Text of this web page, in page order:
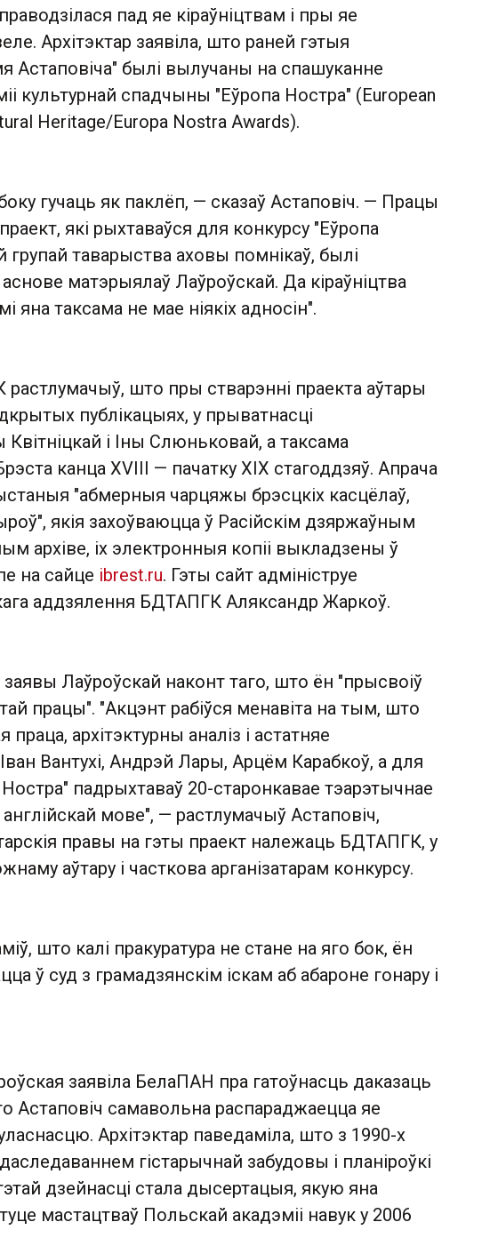
пад яе кіраўніцтвам і пры яе
Архітэктар заявіла, што раней гэтыя
Астаповіча" былі вылучаны на спашуканне
культурнай спадчыны "Еўропа Ностра" (European
Heritage/Europa Nostra Awards).
гучаць як паклёп, — сказаў Астаповіч. — Працы
які рыхтаваўся для конкурсу "Еўропа
групай таварыства аховы помнікаў, былі
матэрыялаў Лаўроўскай. Да кіраўніцтва
яна таксама не мае ніякіх адносін".
растлумачыў, што пры стварэнні праекта аўтары
публікацыях, у прыватнасці
і Іны Слюньковай, а таксама
канца XVIII — пачатку XIX стагоддзяў. Апрача
"абмерныя чарцяжы брэсцкіх касцёлаў,
якія захоўваюцца ў Расійскім дзяржаўным
архіве, іх электронныя копіі выкладзены ў
на сайце ibrest.ru. Гэты сайт адмініструе
аддзялення БДТАПГК Аляксандр Жаркоў.
заявы Лаўроўскай наконт таго, што ён "прысвоіў
працы". "Акцэнт рабіўся менавіта на тым, што
праца, архітэктурны аналіз і астатняе
Вантухі, Андрэй Лары, Арцём Карабкоў, а для
падрыхтаваў 20-старонкавае тэарэтычнае
мове", — растлумачыў Астаповіч,
правы на гэты праект належаць БДТАПГК, у
аўтару і часткова арганізатарам конкурсу.
што калі пракуратура не стане на яго бок, ён
ў суд з грамадзянскім іскам аб абароне гонару і
заявіла БелаПАН пра гатоўнасць даказаць
Астаповіч самавольна распараджаецца яе
Архітэктар паведаміла, што з 1990-х
гістарычнай забудовы і планіроўкі
дзейнасці стала дысертацыя, якую яна
мастацтваў Польскай акадэміі навук у 2006